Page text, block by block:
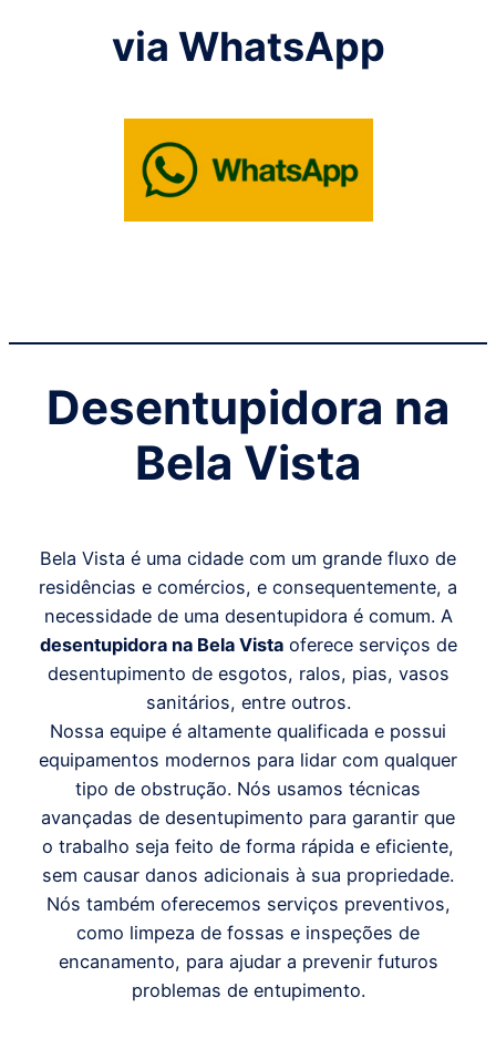
via WhatsApp
Desentupidora na
Bela Vista
Bela Vista é uma cidade com um grande fluxo de
residências e comércios, e consequentemente, a
necessidade de uma desentupidora é comum. A
desentupidora na Bela Vistaoferece serviços de
desentupimento de esgotos, ralos, pias, vasos
sanitários, entre outros.
Nossa equipe é altamente qualificada e possui
equipamentos modernos para lidar com qualquer
tipo de obstrução. Nós usamos técnicas
avançadas de desentupimento para garantir que
o trabalho seja feito de forma rápida e eficiente,
sem causar danos adicionais à sua propriedade.
Nós também oferecemos serviços preventivos,
como limpeza de fossas e inspeções de
encanamento, para ajudar a prevenir futuros
problemas de entupimento.